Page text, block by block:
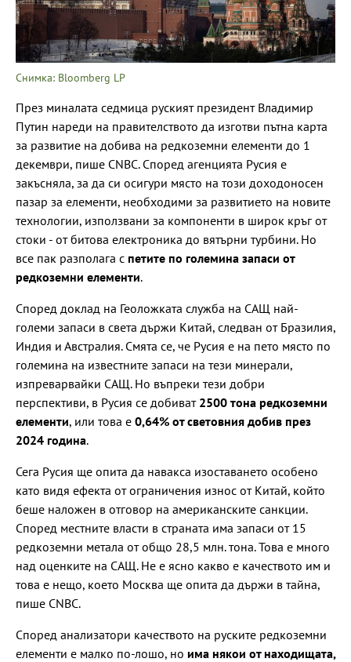
Снимка: Bloomberg LP
През миналата седмица руският президент Владимир
Путин нареди на правителството да изготви пътна карта
за развитие на добива на редкоземни елементи до 1
декември, пише CNBC. Според агенцията Русия е
закъсняла, за да си осигури място на този доходоносен
пазар за елементи, необходими за развитието на новите
технологии, използвани за компоненти в широк кръг от
стоки - от битова електроника до вятърни турбини. Но
все пак разполага с петите по големина запаси от
редкоземни елементи.
Според доклад на Геоложката служба на САЩ най-
големи запаси в света държи Китай, следван от Бразилия,
Индия и Австралия. Смята се, че Русия е на пето място по
големина на известните запаси на тези минерали,
изпреварвайки САЩ. Но въпреки тези добри
перспективи, в Русия се добиват 2500 тона редкоземни
елементи, или това е 0,64% от световния добив през
2024 година.
Сега Русия ще опита да навакса изоставането особено
като видя ефекта от ограничения износ от Китай, който
беше наложен в отговор на американските санкции.
Според местните власти в страната има запаси от 15
редкоземни метала от общо 28,5 млн. тона. Това е много
над оценките на САЩ. Не е ясно какво е качеството им и
това е нещо, което Москва ще опита да държи в тайна,
пише CNBC.
Според анализатори качеството на руските редкоземни
елементи е малко по-лошо, но има някои от находищата,